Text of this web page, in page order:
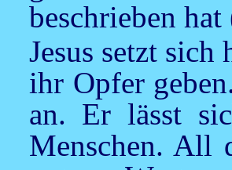
beschrieben hat
Jesus setzt sich
ihr Opfer
an. Er lässt
Menschen. All